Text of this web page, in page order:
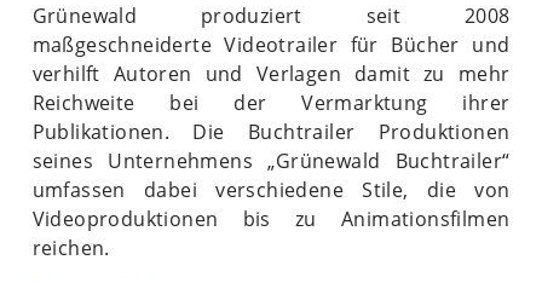
Grünewald produziert seit 2008
maßgeschneiderte Videotrailer für Bücher und
verhilft Autoren und Verlagen damit zu mehr
Reichweite bei der Vermarktung ihrer
Publikationen. Die Buchtrailer Produktionen
seines Unternehmens „Grünewald Buchtrailer“
umfassen dabei verschiedene Stile, die von
Videoproduktionen bis zu Animationsfilmen
reichen.